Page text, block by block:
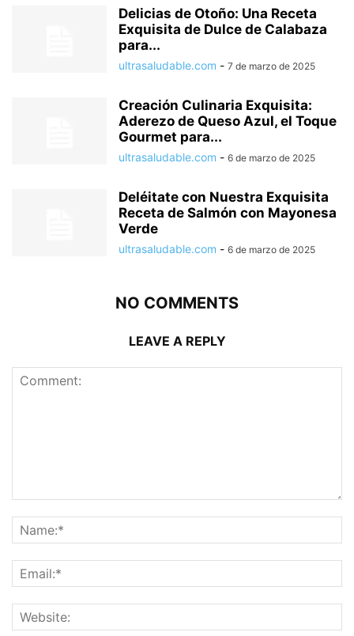
Delicias de Otoño: Una Receta
Exquisita de Dulce de Calabaza
para...
ultrasaludable.com - 7 de marzo de 2025
Creación Culinaria Exquisita:
Aderezo de Queso Azul, el Toque
Gourmet para...
ultrasaludable.com - 6 de marzo de 2025
Deléitate con Nuestra Exquisita
Receta de Salmón con Mayonesa
Verde
ultrasaludable.com - 6 de marzo de 2025
NO COMMENTS
LEAVE A REPLY